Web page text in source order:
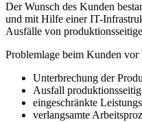
Der Wunsch des Kunden
und mit Hilfe einer IT-
Ausfälle von
Problemlage beim Kunden vor
Unterbrechung der
Ausfall
eingeschränkte
verlangsamte